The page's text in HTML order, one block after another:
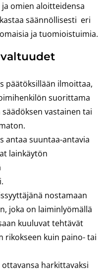
omien aloitteidensa
säännöllisesti eri
ja tuomioistuimia.
päätöksillään ilmoittaa,
suorittama
vastainen tai
antaa suuntaa-antavia
lainkäytön
nostamaan
joka on laiminlyömällä
kuuluvat tehtävät
rikokseen kuin paino- tai
harkittavaksi